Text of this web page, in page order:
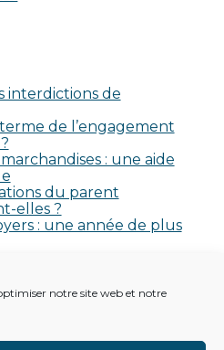
notre site web et notre
interdictions de
de l’engagement
: une aide
du parent
elles ?
: une année de plus
afficher.